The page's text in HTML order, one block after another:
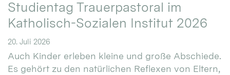
Studientag Trauerpastoral im
Katholisch-Sozialen Institut 2026
20. Juli 2026
Auch Kinder erleben kleine und große Abschiede.
Es gehört zu den natürlichen Reflexen von Eltern,